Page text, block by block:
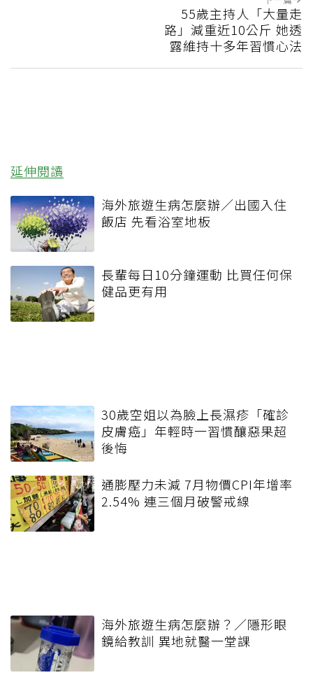
55歲主持人「大量走
路」減重近10公斤 她透
露維持十多年習慣心法
延伸閱讀
海外旅遊生病怎麼辦／出國入住
飯店 先看浴室地板
長輩每日10分鐘運動 比買任何保
健品更有用
30歲空姐以為臉上長濕疹「確診
皮膚癌」年輕時一習慣釀惡果超
後悔
通膨壓力未減 7月物價CPI年增率
2.54% 連三個月破警戒線
海外旅遊生病怎麼辦？／隱形眼
鏡給教訓 異地就醫一堂課